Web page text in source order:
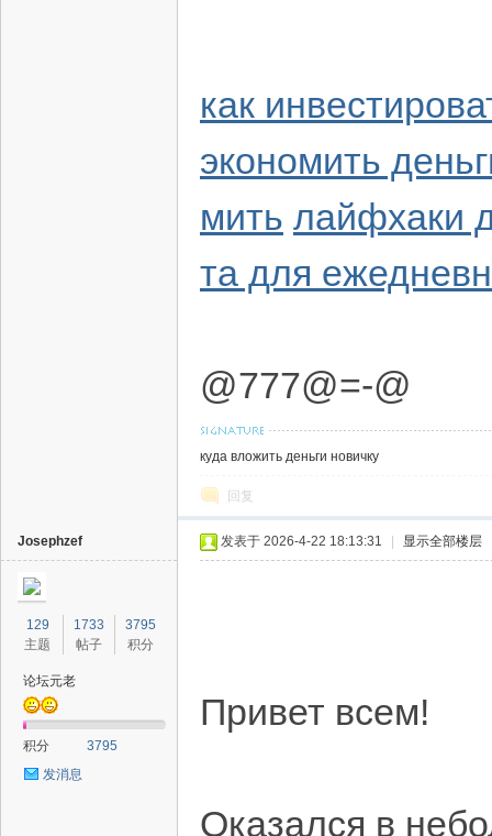
как
экономить
мить лайфхаки
та для
@777@=-@
куда вложить деньги новичку
回复
Josephzef
129
主题
1733
帖子
3795
积分
论坛元老
积分
3795
发消息
发表于 2026-4-22 18:13:31 显示全部楼层
Привет всем!
Оказался в